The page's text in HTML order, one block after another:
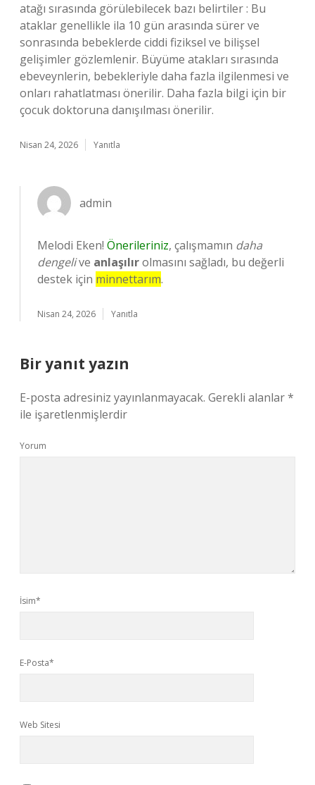
atağı sırasında görülebilecek bazı belirtiler : Bu
ataklar genellikle ila 10 gün arasında sürer ve
sonrasında bebeklerde ciddi fiziksel ve bilişsel
gelişimler gözlemlenir. Büyüme atakları sırasında
ebeveynlerin, bebekleriyle daha fazla ilgilenmesi ve
onları rahatlatması önerilir. Daha fazla bilgi için bir
çocuk doktoruna danışılması önerilir.
Nisan 24, 2026 Yanıtla
admin
Melodi Eken! Önerileriniz, çalışmamın daha
dengelive anlaşılırolmasını sağladı, bu değerli
destek için minnettarım.
Nisan 24, 2026 Yanıtla
Bir yanıt yazın
E-posta adresiniz yayınlanmayacak. Gerekli alanlar*
ile işaretlenmişlerdir
Yorum
İsim*
E-Posta*
Web Sitesi